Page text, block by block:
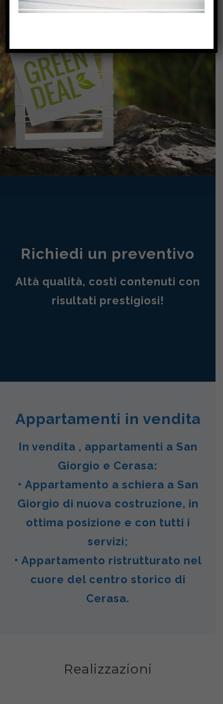
Richiedi un preventivo
Altà qualità, costi contenuti con
risultati prestigiosi!
Appartamenti in vendita
In vendita , appartamenti a San
Giorgio e Cerasa:
• Appartamento a schiera a San
Giorgio di nuova costruzione, in
ottima posizione e con tutti i
servizi;
• Appartamento ristrutturato nel
cuore del centro storico di
Cerasa.
Realizzazioni